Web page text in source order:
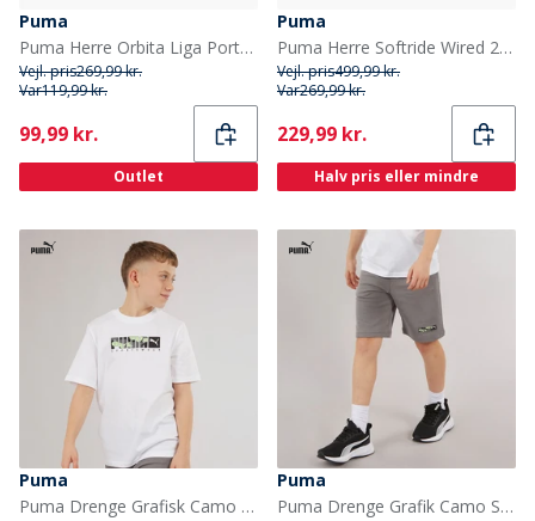
Puma
Puma Herre Orbita Liga Portugal Hybrid Trænings Fodbold Puma White
Vejl. pris269,99 kr.
Var119,99 kr.
Current
99,99 kr.
Outlet
Puma
Puma Herre Softride Wired 2 Træningssko Sort/Pink/Hvid
Vejl. pris499,99 kr.
Var269,99 kr.
Current
229,99 kr.
Halv pris eller mindre
Puma
Puma Drenge Grafisk Camo T-shirt Puma White
Puma
Puma Drenge Grafik Camo Shorts Cast Iron